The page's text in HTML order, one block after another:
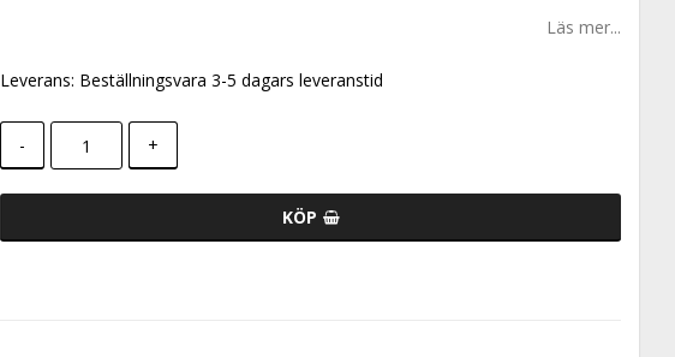
Läs mer...
Leverans: Beställningsvara 3-5 dagars leveranstid
- +
KÖP